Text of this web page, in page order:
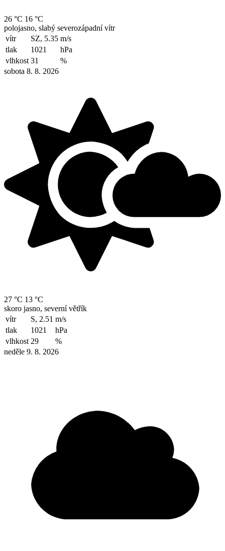
26 °C 16 °C
polojasno, slabý severozápadní vítr
vítr
SZ, 5.35 m/s
tlak
1021
hPa
vlhkost 31
%
sobota 8. 8. 2026
27 °C 13 °C
skoro jasno, severní větřík
vítr
S, 2.51 m/s
tlak
1021
hPa
vlhkost 29
%
neděle 9. 8. 2026